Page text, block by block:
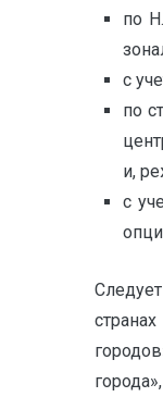
по
с
по
и,
с